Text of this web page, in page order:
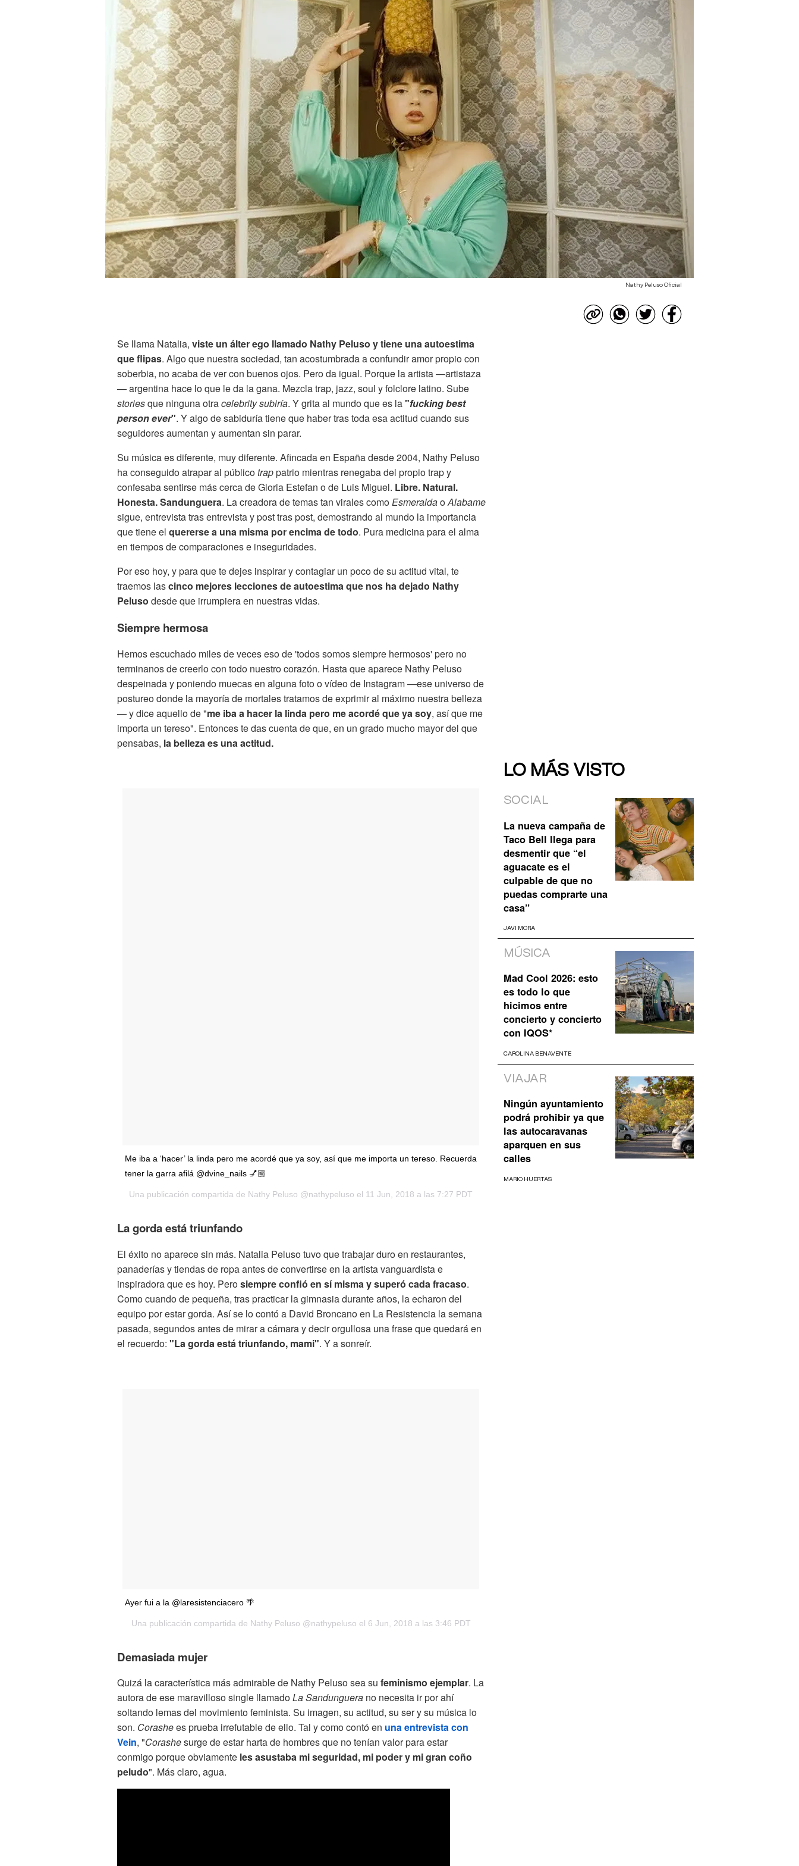
Nathy Peluso Oficial
Se llama Natalia, viste un álter ego llamado Nathy Peluso y tiene una autoestima
que flipas. Algo que nuestra sociedad, tan acostumbrada a confundir amor propio con
soberbia, no acaba de ver con buenos ojos. Pero da igual. Porque la artista —artistaza
— argentina hace lo que le da la gana. Mezcla trap, jazz, soul y folclore latino. Sube
storiesque ninguna otracelebrity subiría. Y grita al mundo que es la"fucking best
person ever". Y algo de sabiduría tiene que haber tras toda esa actitud cuando sus
seguidores aumentan y aumentan sin parar.
Su música es diferente, muy diferente. Afincada en España desde 2004, Nathy Peluso
ha conseguido atrapar al públicotrappatrio mientras renegaba del propio trap y
confesaba sentirse más cerca de Gloria Estefan o de Luis Miguel. Libre. Natural.
Honesta. Sandunguera. La creadora de temas tan virales comoEsmeraldaoAlabame
sigue, entrevista tras entrevista y post tras post, demostrando al mundo la importancia
que tiene el quererse a una misma por encima de todo. Pura medicina para el alma
en tiempos de comparaciones e inseguridades.
Por eso hoy, y para que te dejes inspirar y contagiar un poco de su actitud vital, te
traemos lascinco mejores lecciones de autoestima que nos ha dejado Nathy
Peluso desde que irrumpiera en nuestras vidas.
Siempre hermosa
Hemos escuchado miles de veces eso de 'todos somos siempre hermosos' pero no
terminanos de creerlo con todo nuestro corazón. Hasta que aparece Nathy Peluso
despeinada y poniendo muecas en alguna foto o vídeo de Instagram —ese universo de
postureo donde la mayoría de mortales tratamos de exprimir al máximo nuestra belleza
— y dice aquello de "me iba a hacer la linda pero me acordé que ya soy, así que me
importa un tereso". Entonces te das cuenta de que, en un grado mucho mayor del que
pensabas, la belleza es una actitud.
Me iba a ‘hacer’ la linda pero me acordé que ya soy, así que me importa un tereso. Recuerda
tener la garra afilá @dvine_nails 💅🏼
Una publicación compartida de Nathy Peluso @nathypeluso el 11 Jun, 2018 a las 7:27 PDT
La gorda está triunfando
El éxito no aparece sin más. Natalia Peluso tuvo que trabajar duro en restaurantes,
panaderías y tiendas de ropa antes de convertirse en la artista vanguardista e
inspiradora que es hoy. Perosiempre confió en sí misma y superó cada fracaso.
Como cuando de pequeña, tras practicar la gimnasia durante años, la echaron del
equipo por estar gorda. Así se lo contó a David Broncano en La Resistencia la semana
pasada, segundos antes de mirar a cámara y decir orgullosa una frase que quedará en
el recuerdo: "La gorda está triunfando, mami". Y a sonreír.
Ayer fui a la @laresistenciacero 🌴
Una publicación compartida de Nathy Peluso @nathypeluso el 6 Jun, 2018 a las 3:46 PDT
Demasiada mujer
Quizá la característica más admirable de Nathy Peluso sea su feminismo ejemplar. La
autora de ese maravilloso single llamadoLa Sandunguera no necesita ir por ahí
soltando lemas del movimiento feminista. Su imagen, su actitud, su ser y su música lo
son. Corashees prueba irrefutable de ello. Tal y como contó en una entrevista con
Vein, "Corashesurge de estar harta de hombres que no tenían valor para estar
conmigo porque obviamente les asustaba mi seguridad, mi poder y mi gran coño
peludo". Más claro, agua.
LO MÁS VISTO
SOCIAL
La nueva campaña de
Taco Bell llega para
desmentir que “el
aguacate es el
culpable de que no
puedas comprarte una
casa”
JAVI MORA
MÚSICA
Mad Cool 2026: esto
es todo lo que
hicimos entre
concierto y concierto
con IQOS*
CAROLINA BENAVENTE
VIAJAR
Ningún ayuntamiento
podrá prohibir ya que
las autocaravanas
aparquen en sus
calles
MARIO HUERTAS